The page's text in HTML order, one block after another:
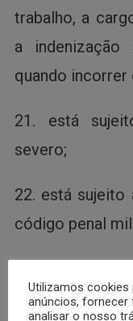
trabalho, a
a
quando incorrer
21. está
severo;
22. está
código penal
militar;
Utilizamos cookies
anúncios, fornecer
analisar o nosso